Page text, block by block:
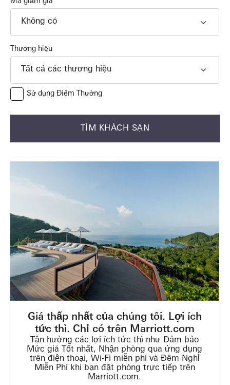
Không có
Thương hiệu
Tất cả các thương hiệu
Sử dụng Điểm Thưởng
TÌM KHÁCH SẠN
Giá thấp nhất của chúng tôi. Lợi ích
tức thì. Chỉ có trên Marriott.com
Tận hưởng các lợi ích tức thì như Đảm bảo
Mức giá Tốt nhất, Nhận phòng qua ứng dụng
trên điện thoại, Wi-Fi miễn phí và Đêm Nghỉ
Miễn Phí khi bạn đặt phòng trực tiếp trên
Marriott.com.